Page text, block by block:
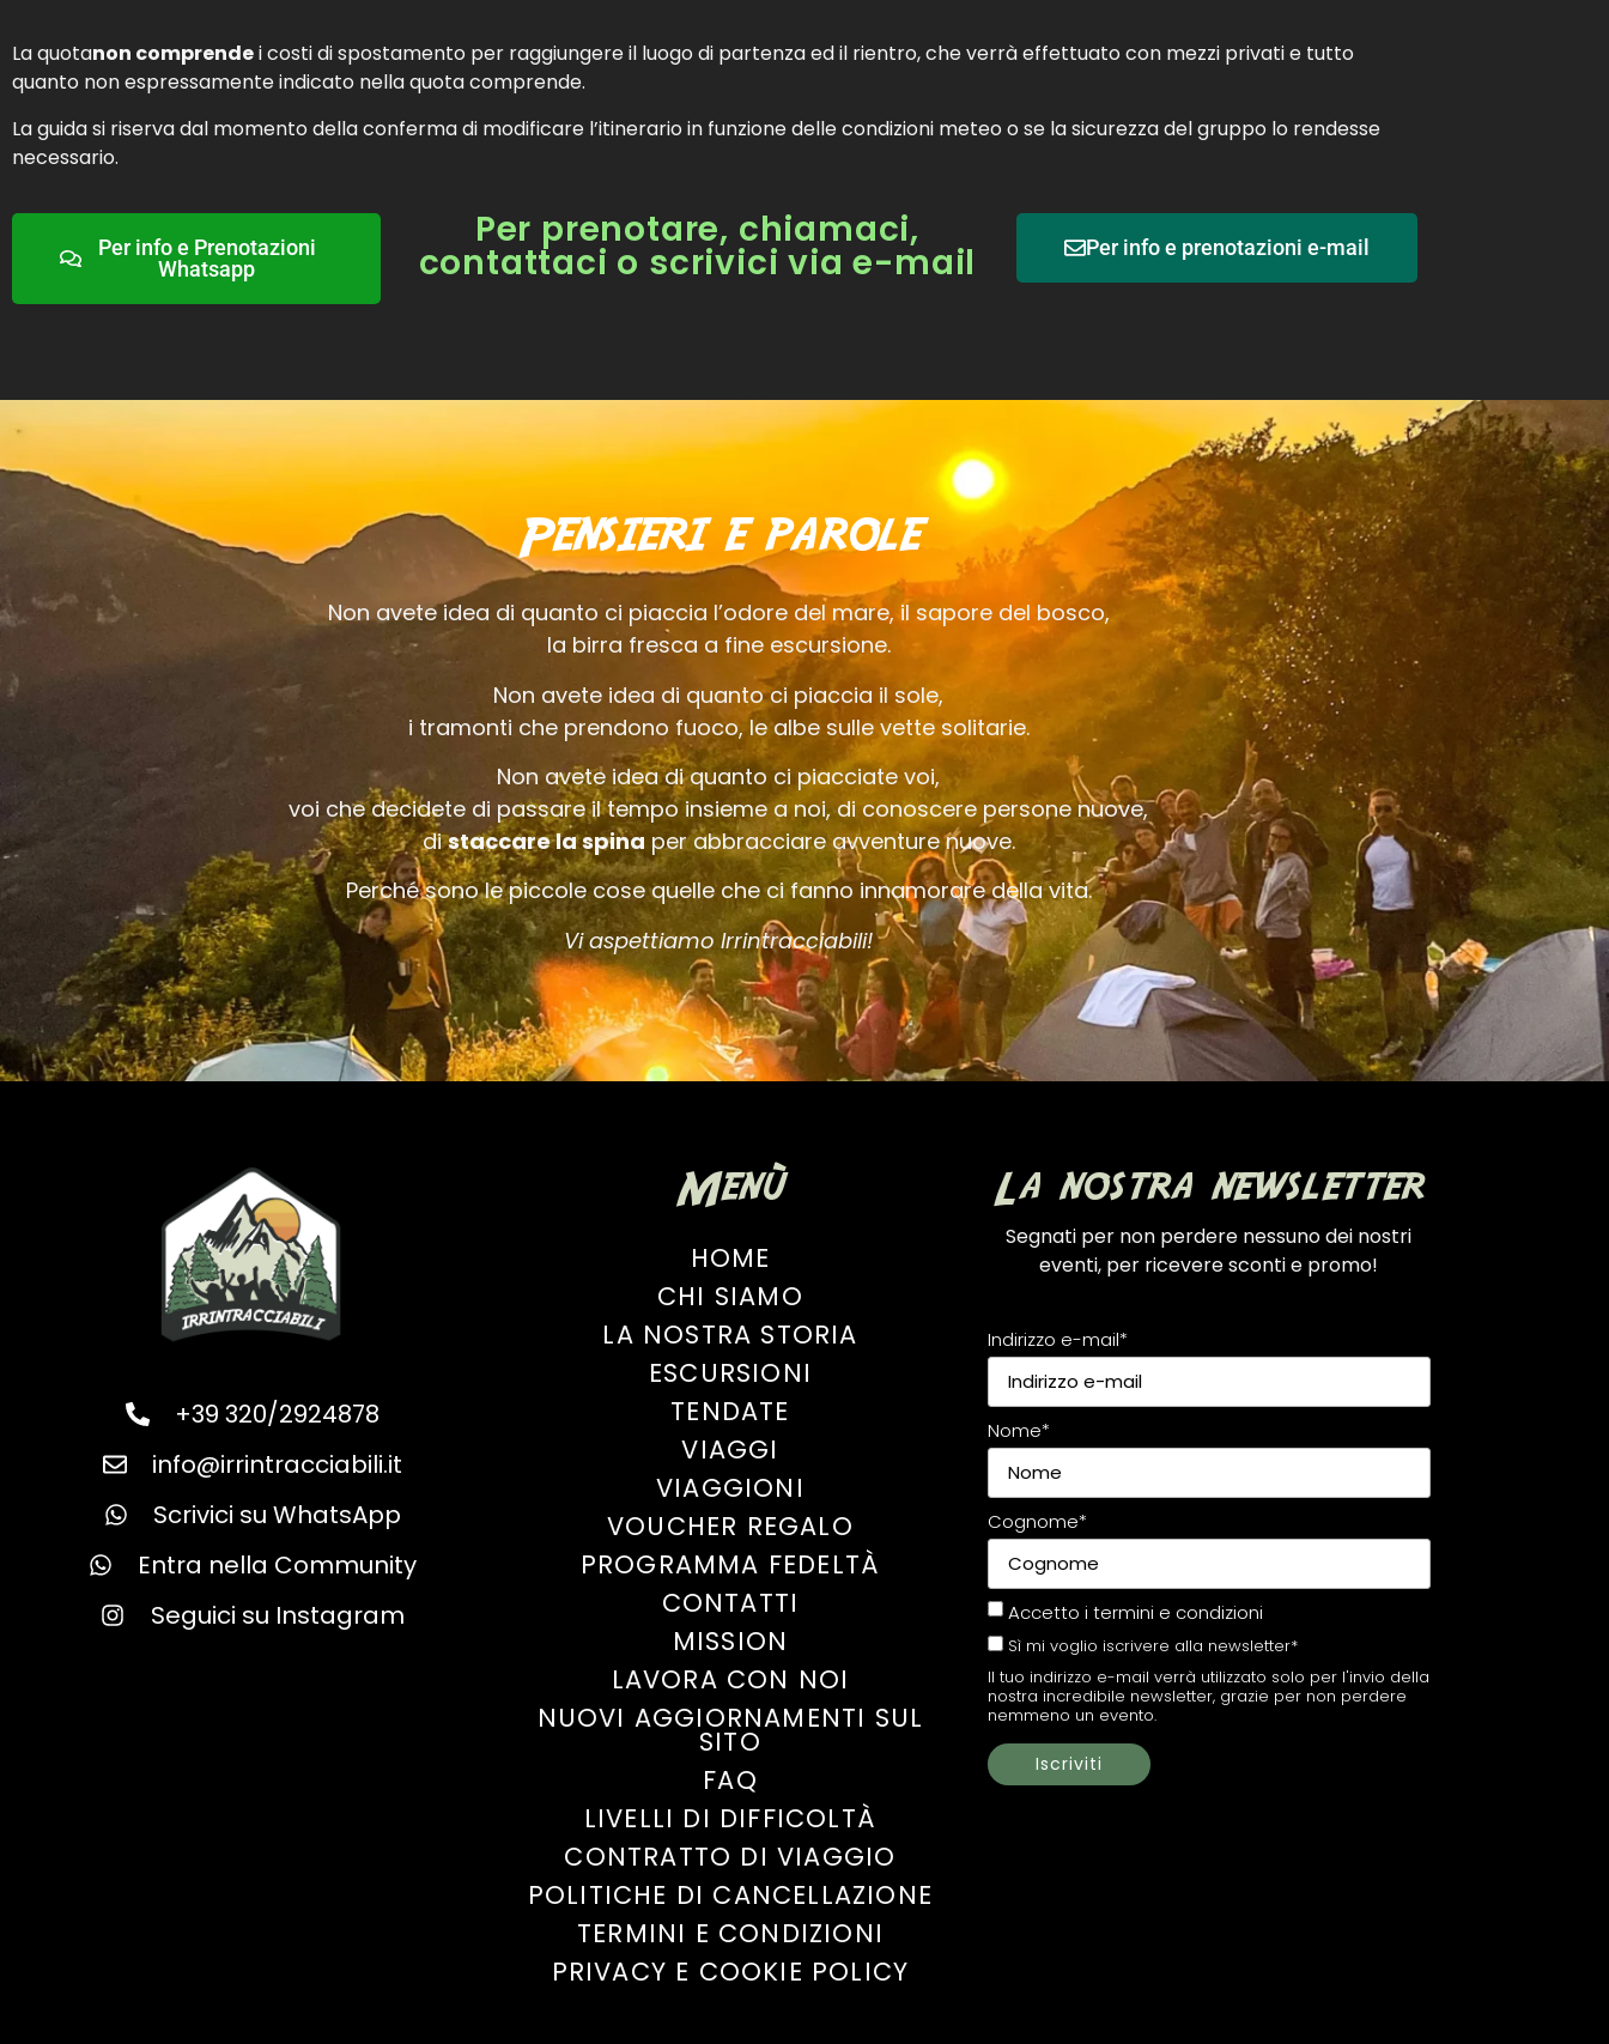
La quotanon comprendei costi di spostamento per raggiungere il luogo di partenza ed il rientro, che verrà effettuato con mezzi privati e tutto
quanto non espressamente indicato nella quota comprende.
La guida si riserva dal momento della conferma di modificare l’itinerario in funzione delle condizioni meteo o se la sicurezza del gruppo lo rendesse
necessario.
Per info e Prenotazioni
Whatsapp
Per prenotare, chiamaci,
contattaci o scrivici via e-mail Per info e prenotazioni e-mail
Pensieri e parole
Non avete idea di quanto ci piaccia l’odore del mare, il sapore del bosco,
la birra fresca a fine escursione.
Non avete idea di quanto ci piaccia il sole,
i tramonti che prendono fuoco, le albe sulle vette solitarie.
Non avete idea di quanto ci piacciate voi,
voi che decidete di passare il tempo insieme a noi, di conoscere persone nuove,
distaccare la spina per abbracciare avventure nuove.
Perché sono le piccole cose quelle che ci fanno innamorare della vita.
Vi aspettiamo Irrintracciabili!
+39 320/2924878
info@irrintracciabili.it
Scrivici su WhatsApp
Entra nella Community
Seguici su Instagram
Menù
HOME
CHI SIAMO
LA NOSTRA STORIA
ESCURSIONI
TENDATE
VIAGGI
VIAGGIONI
VOUCHER REGALO
PROGRAMMA FEDELTÀ
CONTATTI
MISSION
LAVORA CON NOI
NUOVI AGGIORNAMENTI SUL
SITO
FAQ
LIVELLI DI DIFFICOLTÀ
CONTRATTO DI VIAGGIO
POLITICHE DI CANCELLAZIONE
TERMINI E CONDIZIONI
PRIVACY E COOKIE POLICY
La nostra newsletter
Segnati per non perdere nessuno dei nostri
eventi, per ricevere sconti e promo!
Indirizzo e-mail*
Nome*
Cognome*
Accetto i termini e condizioni
Sì mi voglio iscrivere alla newsletter*
Il tuo indirizzo e-mail verrà utilizzato solo per l'invio della
nostra incredibile newsletter, grazie per non perdere
nemmeno un evento.